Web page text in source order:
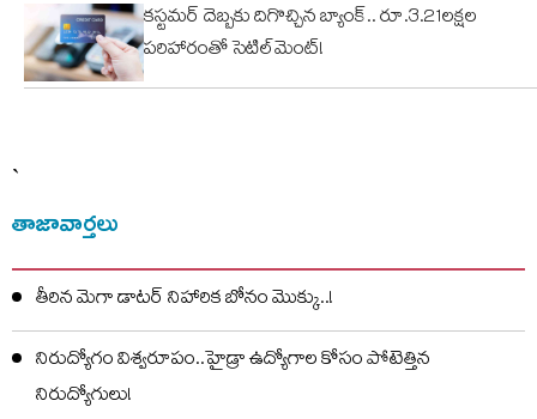
కస్టమర్ దెబ్బకు దిగొచ్చిన బ్యాంక్.. రూ.3.21లక్షల
పరిహారంతో సెటిల్‌మెంట్!
`
తాజావార్తలు
తీరిన మెగా డాటర్ నిహారిక బోనం మొక్కు..!
నిరుద్యోగం విశ్వరూపం..హైడ్రా ఉద్యోగాల కోసం పోటెత్తిన
నిరుద్యోగులు!